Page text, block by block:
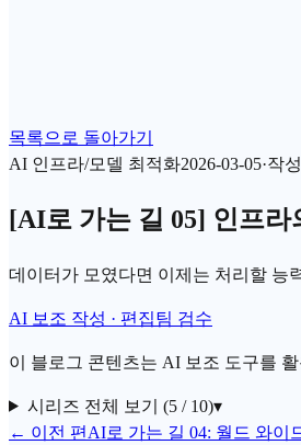
목록으로 돌아가기
AI 인프라/모델 최적화2026-03-05·작성
[AI로 가는 길 05] 인프
데이터가 모였다면 이제는 처리할 능
AI 보조 작성 · 편집팀 검수
이 블로그 콘텐츠는 AI 보조 도구를
시리즈 전체 보기 (5 / 10)▾
← 이전 편 AI로 가는 길 04: 월드 와이